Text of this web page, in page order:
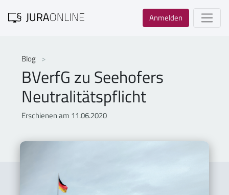
Anmelden
Blog
BVerfG zu Seehofers
Neutralitätspflicht
Erschienen am 11.06.2020